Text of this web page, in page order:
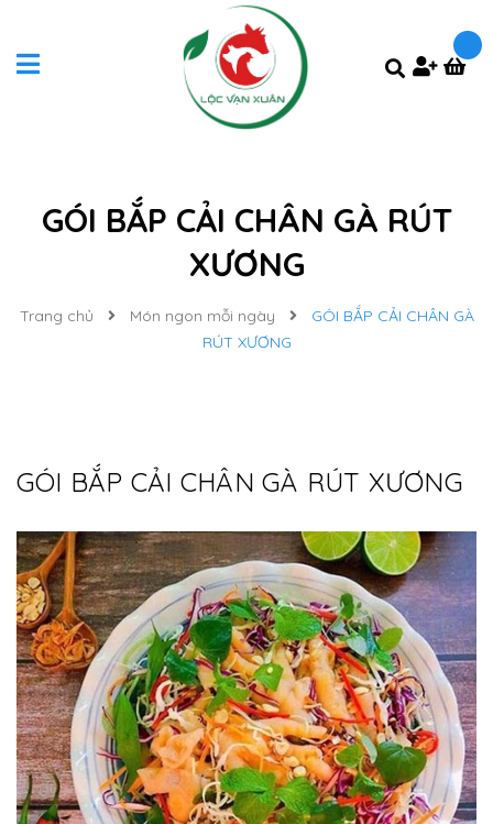
GÓI BẮP CẢI CHÂN GÀ RÚT
XƯƠNG
Trang chủ Món ngon mỗi ngày
GÓI BẮP CẢI CHÂN GÀ
RÚT XƯƠNG
GÓI BẮP CẢI CHÂN GÀ RÚT XƯƠNG